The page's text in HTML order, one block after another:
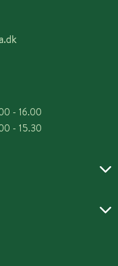
- 16.00
- 15.30